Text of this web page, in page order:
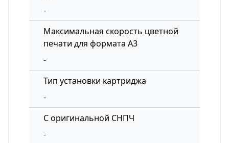
-
Максимальная скорость цветной
печати для формата A3
-
Тип установки картриджа
-
С оригинальной СНПЧ
-